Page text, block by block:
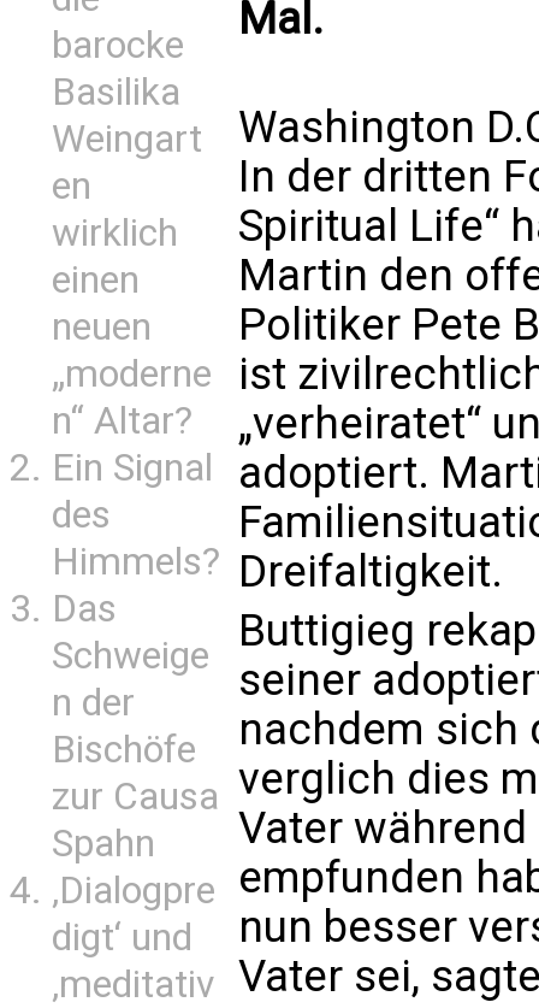
barocke
Basilika
Weingart
en
wirklich
einen
neuen
„moderne
n“ Altar?
Ein Signal
des
Himmels?
Das
Schweige
n der
Bischöfe
zur Causa
Spahn
‚Dialogpre
digt‘ und
‚meditativ
Mal.
Washington
In der dritten
Spiritual Life“
Martin den
Politiker Pete
ist
„verheiratet“
adoptiert.
Dreifaltigkeit.
Buttigieg
seiner
nachdem sich
verglich dies
Vater
empfunden
nun besser
Vater sei,